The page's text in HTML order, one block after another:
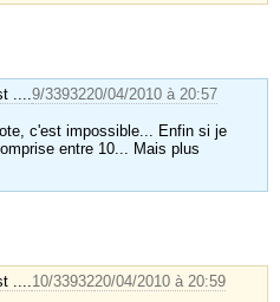
....9/3393220/04/2010 à 20:57
c'est impossible... Enfin si je
entre 10... Mais plus
....10/3393220/04/2010 à 20:59